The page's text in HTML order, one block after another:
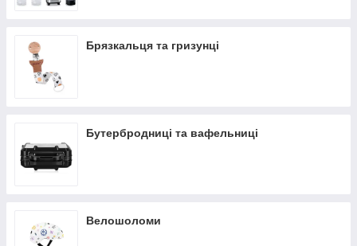
Брязкальця та гризунці
Бутербродниці та вафельниці
Велошоломи